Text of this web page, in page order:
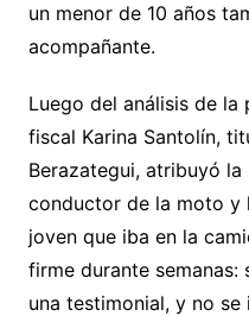
un menor de 10 años
acompañante.
Luego del análisis de
fiscal Karina Santolín,
Berazategui, atribuyó
conductor de la moto y
joven que iba en la
firme durante semanas:
una testimonial, y no